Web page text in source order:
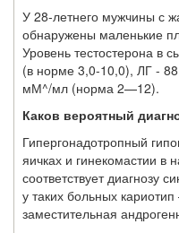
У 28-летнего мужчины с
обнаружены маленькие
Уровень тестостерона в
(в норме 3,0-10,0), ЛГ -
мМ^/мл (норма 2—12).
Каков вероятный
Гипергонадотропный
яичках и гинекома­стии в
соответствует диагнозу
у таких больных
заместительная